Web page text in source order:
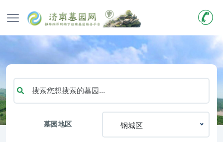
墓园地区 钢城区